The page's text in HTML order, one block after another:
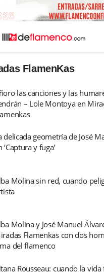
FlamenKas
las canciones y las
– Lole Montoya en
delicada geometría de José
‘Captura y fuga’
Molina sin red, cuando
Molina y José Manuel
Flamenkas con dos
del flamenco
Rousseau: cuando la vida